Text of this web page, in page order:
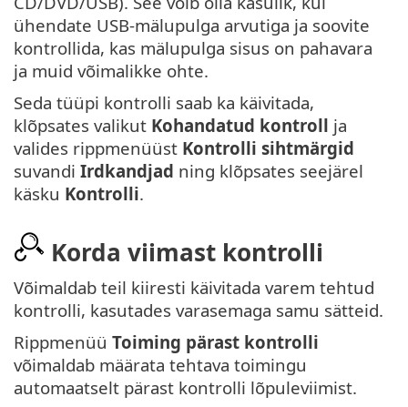
ühendate USB-mälupulga arvutiga ja soovite
kontrollida, kas mälupulga sisus on pahavara
ja muid võimalikke ohte.
Seda tüüpi kontrolli saab ka käivitada,
klõpsates valikut Kohandatud kontroll ja
valides rippmenüüst Kontrolli sihtmärgid
suvandi Irdkandjad ning klõpsates seejärel
käsku Kontrolli.
Korda viimast kontrolli
Võimaldab teil kiiresti käivitada varem tehtud
kontrolli, kasutades varasemaga samu sätteid.
Rippmenüü Toiming pärast kontrolli
võimaldab määrata tehtava toimingu
automaatselt pärast kontrolli lõpuleviimist.